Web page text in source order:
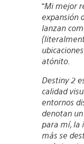
“Mi mejor
expansión
lanzan
atónito.
Destiny 2
calidad
entornos
denotan
para mí, la
más se